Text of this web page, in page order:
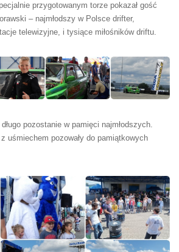
przygotowanym torze pokazał gość
– najmłodszy w Polsce drifter,
telewizyjne, i tysiące miłośników driftu.
długo pozostanie w pamięci najmłodszych.
z uśmiechem pozowały do pamiątkowych